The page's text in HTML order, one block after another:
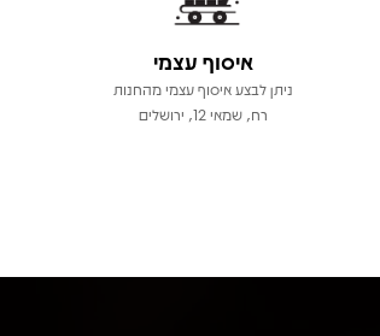
איסוף עצמי
ניתן לבצע איסוף עצמי מהחנות
רח, שמאי 12, ירושלים